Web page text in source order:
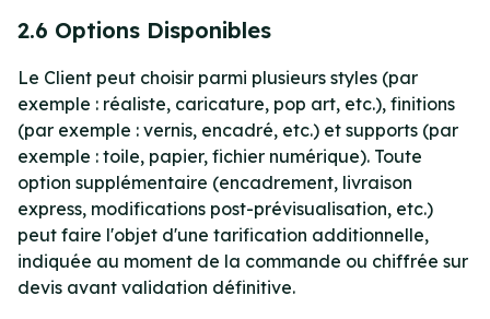
2.6 Options Disponibles
Le Client peut choisir parmi plusieurs styles (par
exemple : réaliste, caricature, pop art, etc.), finitions
(par exemple : vernis, encadré, etc.) et supports (par
exemple : toile, papier, fichier numérique). Toute
option supplémentaire (encadrement, livraison
express, modifications post-prévisualisation, etc.)
peut faire l'objet d'une tarification additionnelle,
indiquée au moment de la commande ou chiffrée sur
devis avant validation définitive.